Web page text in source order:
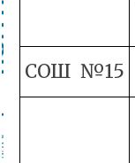
СОШ №15